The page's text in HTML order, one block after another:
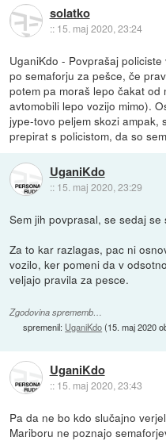
solatko
:: 15. maj 2020, 23:24
UganiKdo - Povprašaj
po semaforju za pešce, če
potem pa moraš lepo čakat
avtomobili lepo vozijo mimo).
jype-tovo peljem skozi ampak,
prepirat s policistom, da so
UganiKdo
:: 15. maj 2020, 23:29
Sem jih povprasal, se sedaj se
Za to kar razlagas, pac ni
vozilo, ker pomeni da v
veljajo pravila za pesce.
Zgodovina sprememb…
spremenil: UganiKdo(15. maj 2020
UganiKdo
:: 15. maj 2020, 23:43
Pa da ne bo kdo slučajno
Mariboru ne poznajo